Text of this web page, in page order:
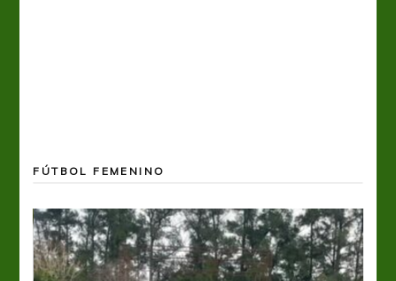
FÚTBOL FEMENINO